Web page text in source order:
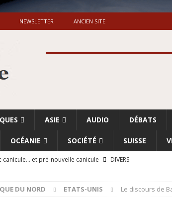
NEWSLETTER ANCIEN SITE
ASIE AUDIO DÉBATS
OCÉANIE SOCIÉTÉ SUISSE
canicule… et pré-nouvelle canicule
DIVERS
«Accentuation du nettoyage ethnique en Cisjordanie et
DU NORD ETATS-UNIS Le discours de